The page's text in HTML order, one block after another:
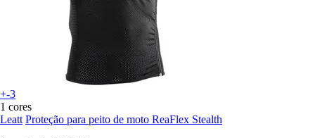
+-3
1 cores
Leatt Proteção para peito de moto ReaFlex Stealth